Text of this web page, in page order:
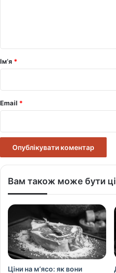
р
*
Ім’я *
Email *
Вам також може бути
Ціни на м’ясо: як вони